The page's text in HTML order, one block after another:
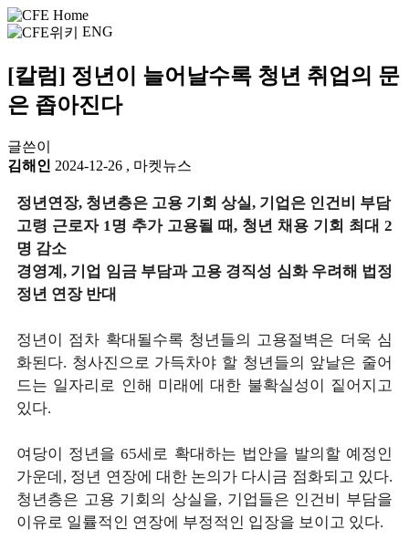
ENG
[칼럼] 정년이 늘어날수록 청년 취업의 문
은 좁아진다
글쓴이
김해인 2024-12-26 , 마켓뉴스
정년연장, 청년층은 고용 기회 상실, 기업은 인건비 부담
고령 근로자 1명 추가 고용될 때, 청년 채용 기회 최대 2
명 감소
경영계, 기업 임금 부담과 고용 경직성 심화 우려해 법정
정년 연장 반대
정년이 점차 확대될수록 청년들의 고용절벽은 더욱 심
화된다. 청사진으로 가득차야 할 청년들의 앞날은 줄어
드는 일자리로 인해 미래에 대한 불확실성이 짙어지고
있다.
여당이 정년을 65세로 확대하는 법안을 발의할 예정인
가운데, 정년 연장에 대한 논의가 다시금 점화되고 있다.
청년층은 고용 기회의 상실을, 기업들은 인건비 부담을
이유로 일률적인 연장에 부정적인 입장을 보이고 있다.